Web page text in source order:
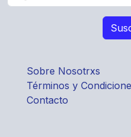
Sobre Nosotrxs
Términos y
Contacto